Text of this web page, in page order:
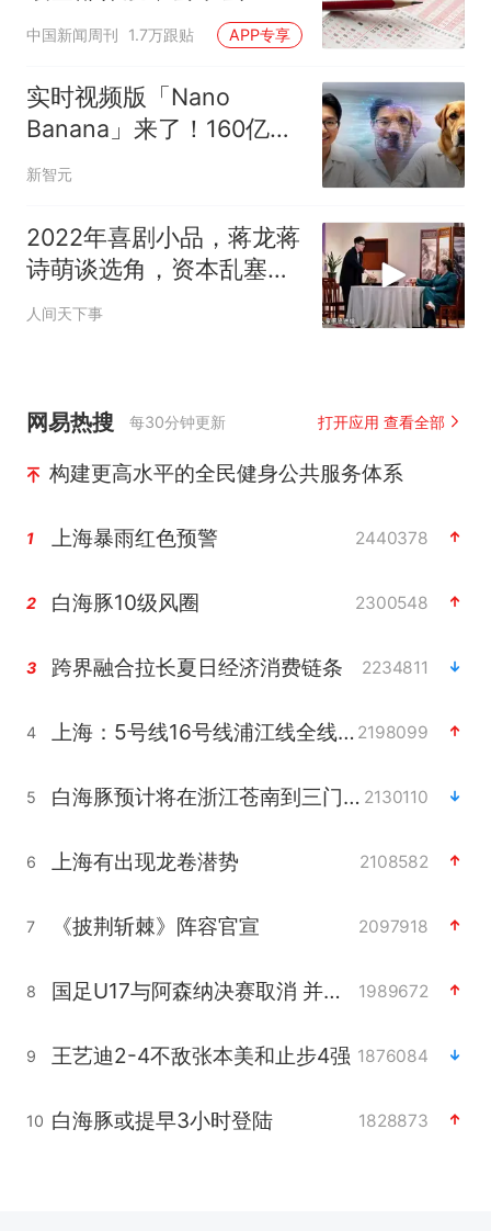
中国新闻周刊 1.7万跟贴 APP专享
实时视频版「Nano
Banana」来了！160亿参
数重磅开源
新智元
2022年喜剧小品，蒋龙蒋
诗萌谈选角，资本乱塞演
员，爆笑不停
人间天下事
网易热搜 每30分钟更新 打开应用 查看全部
构建更高水平的全民健身公共服务体系
1 上海暴雨红色预警 2440378
2 白海豚10级风圈 2300548
3 跨界融合拉长夏日经济消费链条 2234811
4 上海：5号线16号线浦江线全线停运 2198099
5 白海豚预计将在浙江苍南到三门一带登陆 2130110
6 上海有出现龙卷潜势 2108582
7 《披荆斩棘》阵容官宣 2097918
8 国足U17与阿森纳决赛取消 并列冠军 1989672
9 王艺迪2-4不敌张本美和止步4强 1876084
10 白海豚或提早3小时登陆 1828873